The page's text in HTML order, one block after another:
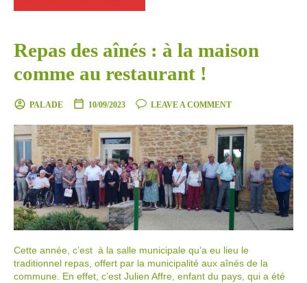
Repas des aînés : à la maison
comme au restaurant !
PALADE 10/09/2023 LEAVE A COMMENT
Cette année, c’est à la salle municipale qu’a eu lieu le
traditionnel repas, offert par la municipalité aux aînés de la
commune. En effet, c’est Julien Affre, enfant du pays, qui a été